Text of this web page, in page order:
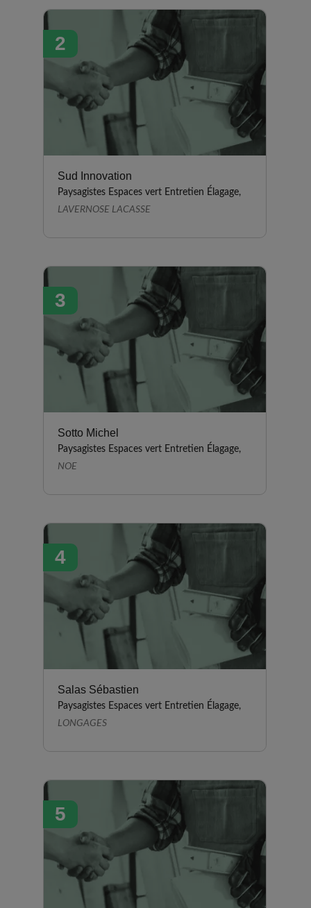
intervenue dans les délais
convenus et je suis satisfait du
travail effectué. Petit bémol, Je
suis cependant en attente de
leur proposition pour « habiller »
la butte suite au bâchage depuis
2
Sud Innovation
Paysagistes Espaces vert Entretien Élagage,
LAVERNOSE LACASSE
3
Sotto Michel
Paysagistes Espaces vert Entretien Élagage,
NOE
4
Salas Sébastien
Paysagistes Espaces vert Entretien Élagage,
LONGAGES
5